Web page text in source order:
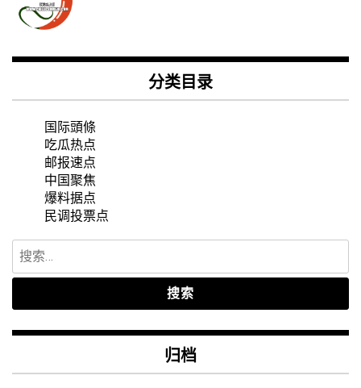
分类目录
国际頭條
吃瓜热点
邮报速点
中国聚焦
爆料据点
民调投票点
搜
索：
归档